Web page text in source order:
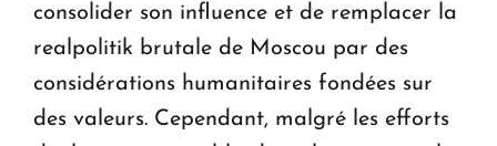
consolider son influence et de remplacer la
realpolitik brutale de Moscou par des
considérations humanitaires fondées sur
des valeurs. Cependant, malgré les efforts